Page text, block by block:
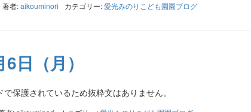
著者:aikouminori カテゴリー:愛光みのりこども園園ブログ
日（月）
保護されているため抜粋文はありません。